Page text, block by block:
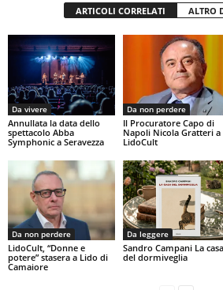
ARTICOLI CORRELATI ALTRO
Da vivere
Annullata la data dello
spettacolo Abba
Symphonic a Seravezza
Da non perdere
Il Procuratore Capo di
Napoli Nicola Gratteri a
LidoCult
Da non perdere
LidoCult, “Donne e
potere” stasera a Lido di
Camaiore
Da leggere
Sandro Campani La casa
del dormiveglia